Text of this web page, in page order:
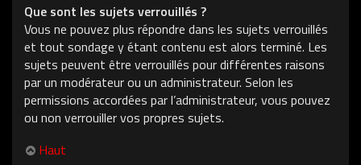
Que sont les sujets verrouillés ?
Vous ne pouvez plus répondre dans les sujets verrouillés
et tout sondage y étant contenu est alors terminé. Les
sujets peuvent être verrouillés pour différentes raisons
par un modérateur ou un administrateur. Selon les
permissions accordées par l’administrateur, vous pouvez
ou non verrouiller vos propres sujets.
Haut